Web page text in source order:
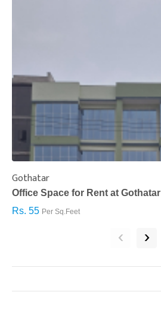
Gothatar
Office Space for Rent at Gothatar
Rs. 55 Per Sq.Feet
‹ ›